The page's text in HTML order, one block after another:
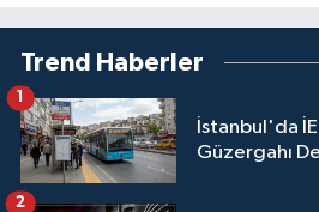
Trend Haberler
İstanbul'da
Güzergahı
1
2